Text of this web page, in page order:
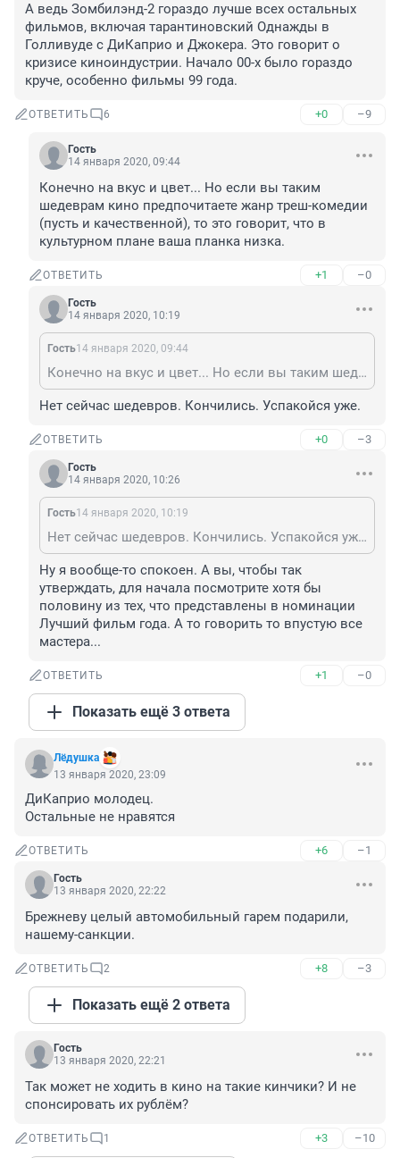
А ведь Зомбилэнд-2 гораздо лучше всех остальных
фильмов, включая тарантиновский Однажды в
Голливуде с ДиКаприо и Джокера. Это говорит о
кризисе киноиндустрии. Начало 00-х было гораздо
круче, особенно фильмы 99 года.
ОТВЕТИТЬ 6 +0 –9
Гость
14 января 2020, 09:44
Конечно на вкус и цвет... Но если вы таким
шедеврам кино предпочитаете жанр треш-комедии
(пусть и качественной), то это говорит, что в
культурном плане ваша планка низка.
ОТВЕТИТЬ +1 –0
Гость
14 января 2020, 10:19
Гость14 января 2020, 09:44
Конечно на вкус и цвет... Но если вы таким шедеврам кино предпочитаете жанр треш-комедии (пусть и качественной), то это говорит, что в культурном плане ваша планка низка.
Нет сейчас шедевров. Кончились. Успакойся уже.
ОТВЕТИТЬ +0 –3
Гость
14 января 2020, 10:26
Гость14 января 2020, 10:19
Нет сейчас шедевров. Кончились. Успакойся уже.
Ну я вообще-то спокоен. А вы, чтобы так
утверждать, для начала посмотрите хотя бы
половину из тех, что представлены в номинации
Лучший фильм года. А то говорить то впустую все
мастера...
ОТВЕТИТЬ +1 –0
Показать ещё 3 ответа
Лёдушка
13 января 2020, 23:09
ДиКаприо молодец.
Остальные не нравятся
ОТВЕТИТЬ +6 –1
Гость
13 января 2020, 22:22
Брежневу целый автомобильный гарем подарили,
нашему-санкции.
ОТВЕТИТЬ 2 +8 –3
Показать ещё 2 ответа
Гость
13 января 2020, 22:21
Так может не ходить в кино на такие кинчики? И не
спонсировать их рублём?
ОТВЕТИТЬ 1 +3 –10